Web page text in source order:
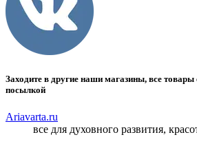
Заходите в другие наши магазины, все
посылкой
Ariavarta.ru
все для духовного развития,